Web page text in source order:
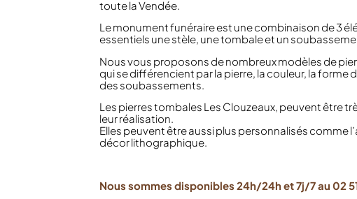
toute la Vendée.
Le monument funéraire est une combinaison de 3
essentiels une stèle, une tombale et un
Nous vous proposons de nombreux modèles de
qui se différencient par la pierre, la couleur, la forme
des soubassements.
Les pierres tombales Les Clouzeaux, peuvent être
leur réalisation.
Elles peuvent être aussi plus personnalisés comme
décor lithographique.
Nous sommes disponibles 24h/24h et 7j/7 au 02